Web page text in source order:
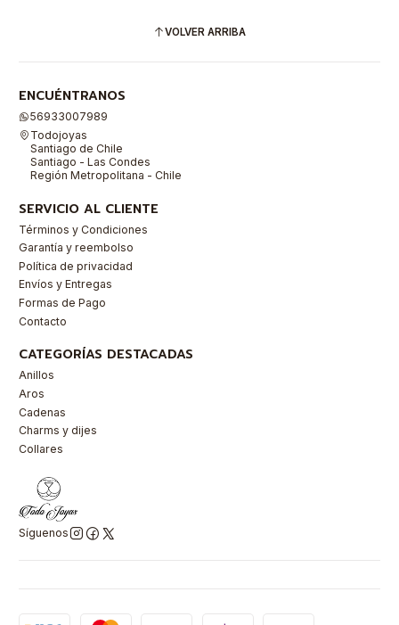
VOLVER ARRIBA
ENCUÉNTRANOS
56933007989
Todojoyas
Santiago de Chile
Santiago - Las Condes
Región Metropolitana - Chile
SERVICIO AL CLIENTE
Términos y Condiciones
Garantía y reembolso
Política de privacidad
Envíos y Entregas
Formas de Pago
Contacto
CATEGORÍAS DESTACADAS
Anillos
Aros
Cadenas
Charms y dijes
Collares
Síguenos